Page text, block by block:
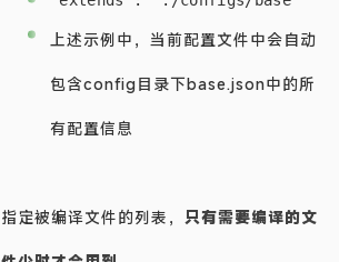
上述示例中，当前配置文件中会自动
包含config目录下base.json中的所
有配置信息
指定被编译文件的列表， 只有需要编译的文